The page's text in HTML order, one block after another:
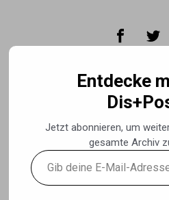
Entdecke
Jetzt abonnieren, um
gesamte Archiv
Gib
deine